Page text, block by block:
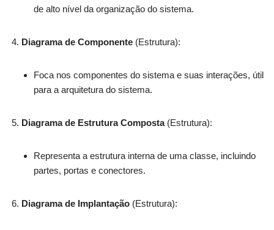
de alto nível da organização do sistema.
Diagrama de Componente (Estrutura):
Foca nos componentes do sistema e suas interações, útil
para a arquitetura do sistema.
Diagrama de Estrutura Composta(Estrutura):
Representa a estrutura interna de uma classe, incluindo
partes, portas e conectores.
Diagrama de Implantação (Estrutura):